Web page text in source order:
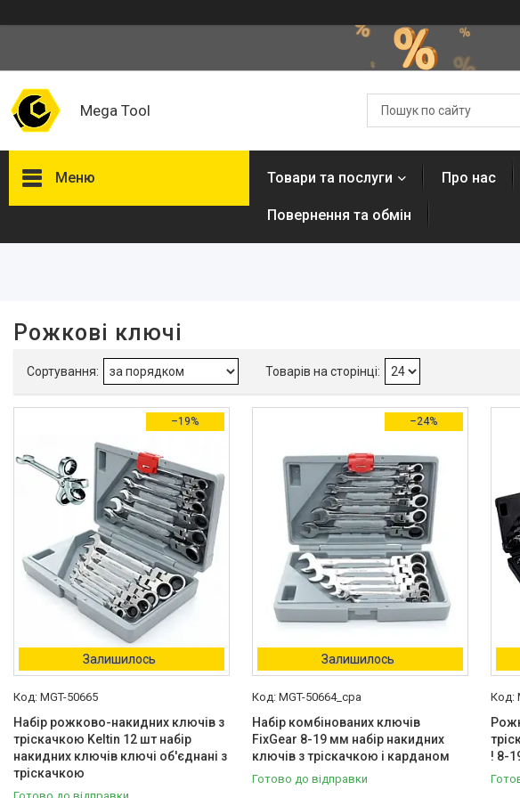
Mega Tool
Меню
Розмір max, мм
Кількість ключів в наборі,
Наявність
В наявності 4
Стан
Новий 8
Країна виробник
Fixgear 1
Quatros 1
Товари та послуги Про нас
Повернення та обмін
Рожкові ключі
–19%
Залишилось
MGT-50665
Набір рожково-накидних ключів з
тріскачкою Keltin 12 шт набір
накидних ключів ключі об'єднані з
тріскачкою
–24%
Залишилось
MGT-50664_cpa
Набір комбінованих ключів
FixGear 8-19 мм набір накидних
ключів з тріскачкою і карданом
Готово до відправки
! 8-